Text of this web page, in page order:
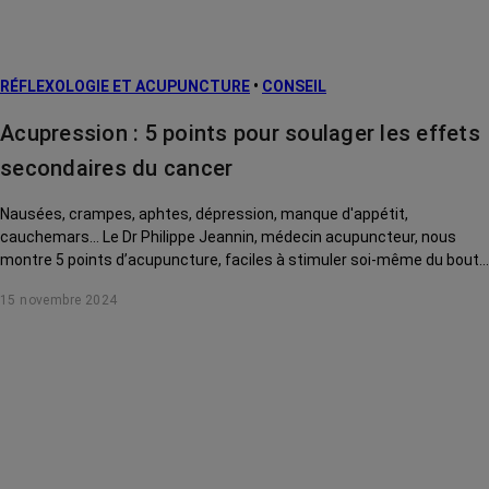
RÉFLEXOLOGIE ET ACUPUNCTURE • CONSEIL
Acupression : 5 points pour soulager les effets
secondaires du cancer
Nausées, crampes, aphtes, dépression, manque d'appétit,
cauchemars... Le Dr Philippe Jeannin, médecin acupuncteur, nous
montre 5 points d’acupuncture, faciles à stimuler soi-même du bout
traitements.
15 novembre 2024